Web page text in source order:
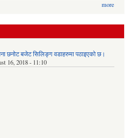
more
छनोट बजेट सिलिङ्ग वडाहरुमा पठाइएको छ​।
16, 2018 - 11:10